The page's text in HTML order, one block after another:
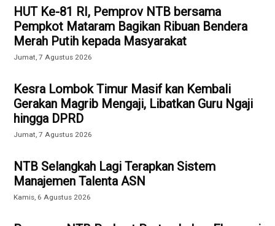
HUT Ke-81 RI, Pemprov NTB bersama
Pempkot Mataram Bagikan Ribuan Bendera
Merah Putih kepada Masyarakat
Jumat, 7 Agustus 2026
Kesra Lombok Timur Masif kan Kembali
Gerakan Magrib Mengaji, Libatkan Guru Ngaji
hingga DPRD
Jumat, 7 Agustus 2026
NTB Selangkah Lagi Terapkan Sistem
Manajemen Talenta ASN
Kamis, 6 Agustus 2026